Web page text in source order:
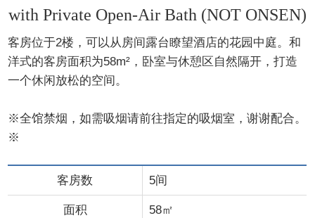
with Private Open-Air Bath (NOT ONSEN)
客房位于2楼，可以从房间露台瞭望酒店的花园中庭。和
洋式的客房面积为58m²，卧室与休憩区自然隔开，打造
一个休闲放松的空间。
※全馆禁烟，如需吸烟请前往指定的吸烟室，谢谢配合。
※
客房数 5间
面积 58㎡